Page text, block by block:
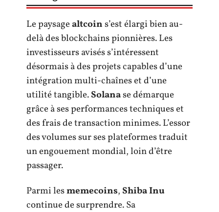
Le paysagealtcoins’est élargi bien au-
delà des blockchains pionnières. Les
investisseurs avisés s’intéressent
désormais à des projets capables d’une
intégration multi-chaînes et d’une
utilité tangible.Solanase démarque
grâce à ses performances techniques et
des frais de transaction minimes. L’essor
des volumes sur ses plateformes traduit
un engouement mondial, loin d’être
passager.
Parmi lesmemecoins, Shiba Inu
continue de surprendre. Sa